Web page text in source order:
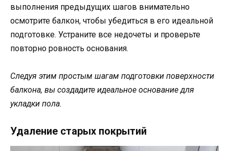
выполнения предыдущих шагов внимательно
осмотрите балкон, чтобы убедиться в его идеальной
подготовке. Устраните все недочеты и проверьте
повторно ровность основания.
Следуя этим простым шагам подготовки поверхности
балкона, вы создадите идеальное основание для
укладки пола.
Удаление старых покрытий